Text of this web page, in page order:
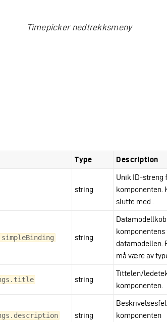
Timepicker nedtrekksmeny
Type Description
string
Unik ID-streng
komponenten.
slutte med
string
komponentens
datamodellen.
må være av
string
Tittelen/
komponenten.
string
komponenten